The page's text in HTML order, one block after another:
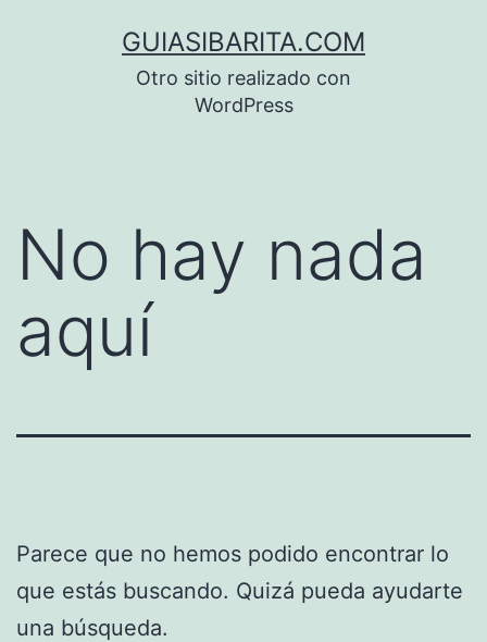
GUIASIBARITA.COM
Otro sitio realizado con
WordPress
No hay nada
aquí
Parece que no hemos podido encontrar lo
que estás buscando. Quizá pueda ayudarte
una búsqueda.